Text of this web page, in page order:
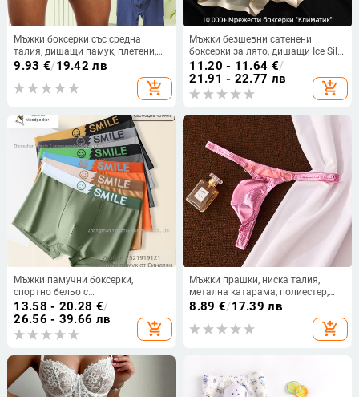
Мъжки боксерки със средна
талия, дишащи памук, плетени,
95–100% памук, за всички сезони
9.93 €/19.42 лв
add_shopping_cart
Мъжки безшевни сатенени
боксерки за лято, дишащи Ice Silk
мрежести, средна талия
11.20 - 11.64 €/
21.91 - 22.77 лв
add_shopping_cart
Мъжки памучни боксерки,
спортно бельо с
антибактериална защита,
кожа‑приятелски, голям размер,
цветни блокове с надписи,
средна талия, дишащи
13.58 - 20.28 €/
26.56 - 39.66 лв
add_shopping_cart
Мъжки прашки, ниска талия,
метална катарама, полиестер,
модел за двойки
8.89 €/17.39 лв
add_shopping_cart